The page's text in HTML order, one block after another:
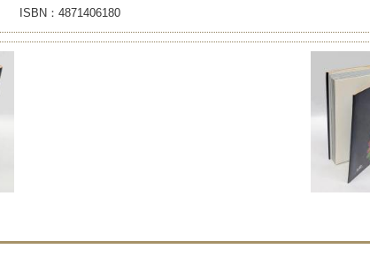
ISBN：4871406180